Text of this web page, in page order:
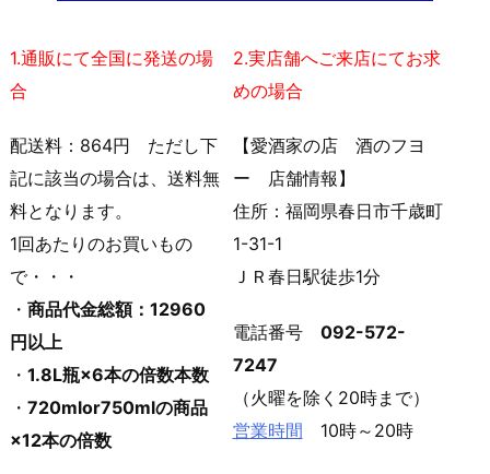
1.通販にて全国に発送の場
合
配送料：864円 ただし下
記に該当の場合は、送料無
料となります。
1回あたりのお買いもの
で・・・
・ 商品代金総額：12960
円以上
・ 1.8L瓶×6本の倍数本数
・ 720mlor750mlの商品
×12本の倍数
2.実店舗へご来店にてお求
めの場合
【愛酒家の店 酒のフヨ
ー 店舗情報】
住所：福岡県春日市千歳町
1-31-1
ＪＲ春日駅徒歩1分
電話番号 092-572-
7247
（火曜を除く20時まで）
営業時間 10時～20時